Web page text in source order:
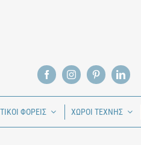
ΦΟΡΕΙΣ ΧΩΡΟΙ ΤΕΧΝΗΣ